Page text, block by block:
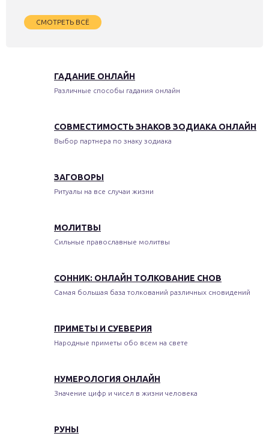
СМОТРЕТЬ ВСЁ
ГАДАНИЕ ОНЛАЙН
Различные способы гадания онлайн
СОВМЕСТИМОСТЬ ЗНАКОВ ЗОДИАКА ОНЛАЙН
Выбор партнера по знаку зодиака
ЗАГОВОРЫ
Ритуалы на все случаи жизни
МОЛИТВЫ
Сильные православные молитвы
СОННИК: ОНЛАЙН ТОЛКОВАНИЕ СНОВ
Самая большая база толкований различных сновидений
ПРИМЕТЫ И СУЕВЕРИЯ
Народные приметы обо всем на свете
НУМЕРОЛОГИЯ ОНЛАЙН
Значение цифр и чисел в жизни человека
РУНЫ